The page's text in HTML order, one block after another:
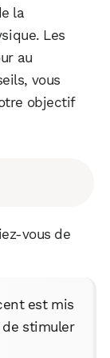
la
Les
au
vous
objectif
vous de
est mis
de stimuler